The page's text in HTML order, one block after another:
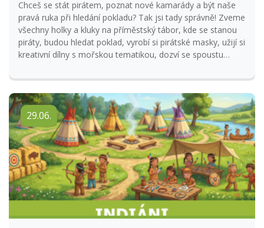
Chceš se stát pirátem, poznat nové kamarády a být naše
pravá ruka při hledání pokladu? Tak jsi tady správně! Zveme
všechny holky a kluky na příměstský tábor, kde se stanou
piráty, budou hledat poklad, vyrobí si pirátské masky, užijí si
kreativní dílny s mořskou tematikou, dozví se spoustu
nejznámějších moří a seznámí se s mořskými živočichy a
rostlinami. Děti se mohou těšit na pobyt na čerstvém
vzduchu a celodenní výlet. Příchod dětí do Stonožky možný
denně od 7:00 do 8:00 hodin. Program probíhá od 8:00 do
15:00 hodin. Další informace poskytneme na základě
přihlášky po uzávěrce nebo na tel. čísle 724 004 084.
29.06.